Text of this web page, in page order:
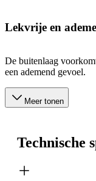
Lekvrije en
De buitenlaag
een ademend gevoel.
Meer tonen
Technische